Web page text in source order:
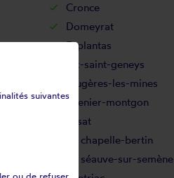
Cronce
Domeyrat
Esplantas
Fix-saint-geneys
Frugères-les-mines
Grenier-montgon
Josat
La chapelle-bertin
La séauve-sur-semène
suivantes